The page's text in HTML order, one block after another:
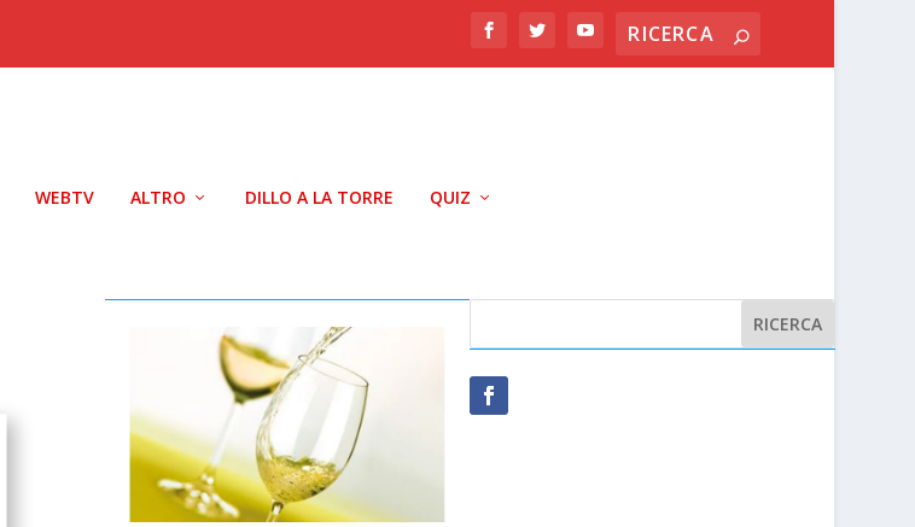
WEBTV ALTRO DILLO A LA TORRE QUIZ